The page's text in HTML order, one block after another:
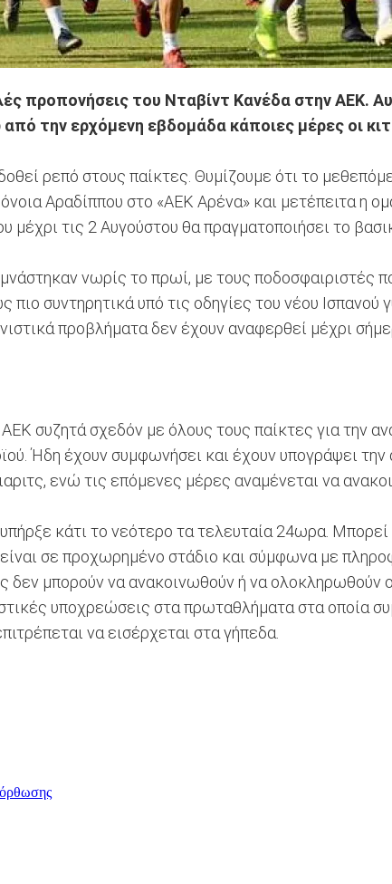
προπονήσεις του Νταβίντ Κανέδα στην ΑΕΚ.
την ερχόμενη εβδομάδα κάποιες μέρες οι
ρεπό στους παίκτες. Θυμίζουμε ότι το
Αραδίππου στο «ΑΕΚ Αρένα» και μετέπειτα η
μέχρι τις 2 Αυγούστου θα πραγματοποιήσει το
νωρίς το πρωί, με τους
πιο συντηρητικά υπό τις οδηγίες του νέου
προβλήματα δεν έχουν αναφερθεί μέχρι
ΑΕΚ συζητά σχεδόν με όλους τους παίκτες για
Ήδη έχουν συμφωνήσει και έχουν υπογράψει
ενώ τις επόμενες μέρες αναμένεται να
κάτι το νεότερο τα τελευταία 24ωρα.
σε προχωρημένο στάδιο και σύμφωνα με
μπορούν να ανακοινωθούν ή να ολοκληρωθούν
υποχρεώσεις στα πρωταθλήματα στα οποία
να εισέρχεται στα γήπεδα.